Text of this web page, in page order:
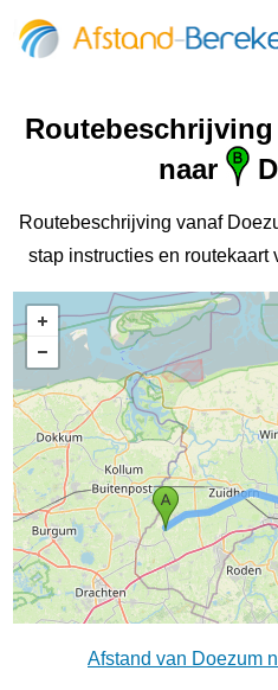
naar
Routebeschrijving vanaf
stap instructies en routekaart
Afstand van Doezum